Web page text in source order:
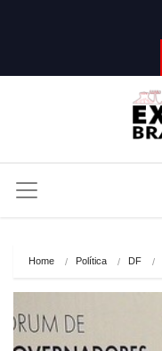
Home Política DF